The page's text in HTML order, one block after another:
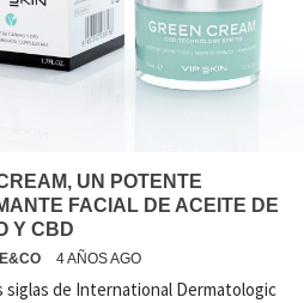
UN POTENTE
FACIAL DE ACEITE DE
Y CBD
4 AÑOS AGO
siglas de International Dermatologic